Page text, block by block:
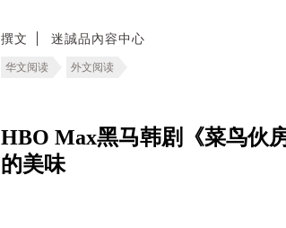
撰文 迷誠品內容中心
华文阅读 外文阅读
HBO Max黑马韩剧《菜鸟伙
的美味